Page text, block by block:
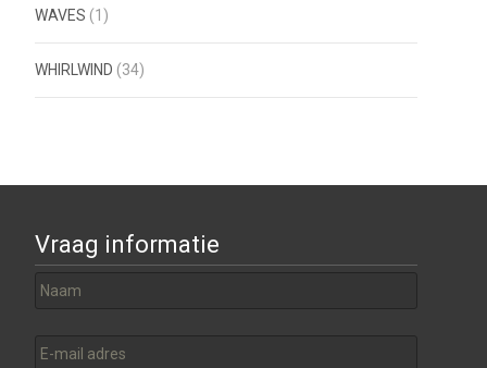
WAVES (1)
WHIRLWIND (34)
Vraag informatie